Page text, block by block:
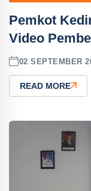
Pemkot
Video
02 SEPTEMBER
READ MORE